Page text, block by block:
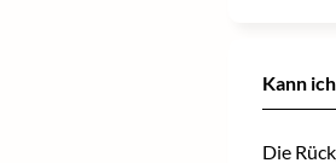
Kann
Die